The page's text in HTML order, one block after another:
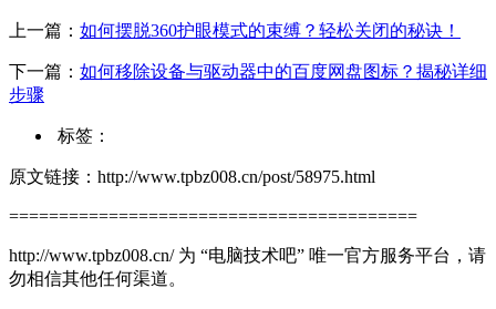
上一篇： 如何摆脱360护眼模式的束缚？轻松关闭的秘诀！
下一篇： 如何移除设备与驱动器中的百度网盘图标？揭秘详细
步骤
标签：
原文链接：http://www.tpbz008.cn/post/58975.html
=========================================
http://www.tpbz008.cn/ 为 “电脑技术吧” 唯一官方服务平台，请
勿相信其他任何渠道。